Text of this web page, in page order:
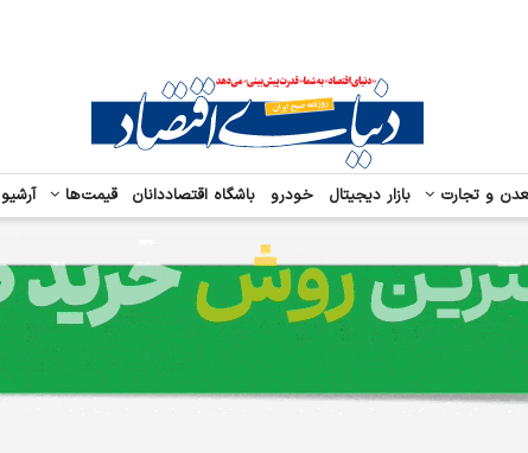
و تجارت بازار دیجیتال خودرو باشگاه اقتصاددانان قیمت‌ها آرشیو